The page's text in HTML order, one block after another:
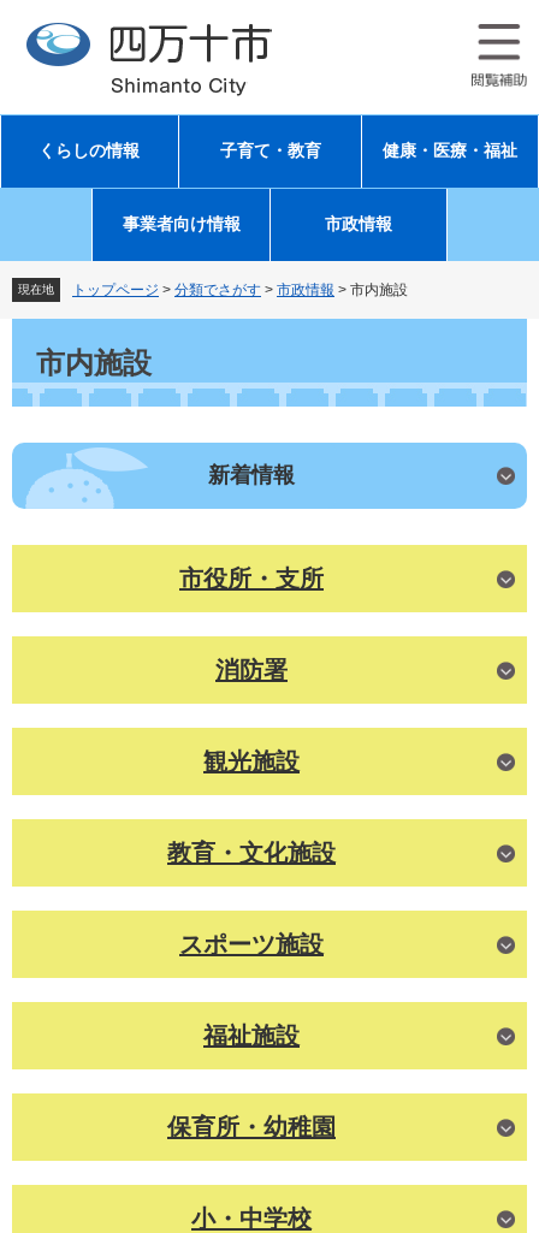
先
す
を
し
文
くらしの情報 子育て・教育 健康・医療・福祉
事業者向け情報 市政情報
現在地 トップページ > 分類でさがす > 市政情報 > 市内施設
市内施設
新着情報
市役所・支所
消防署
観光施設
教育・文化施設
スポーツ施設
福祉施設
保育所・幼稚園
小・中学校